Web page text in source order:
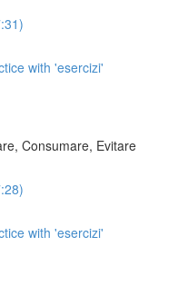
with 'esercizi'
Consumare, Evitare
with 'esercizi'